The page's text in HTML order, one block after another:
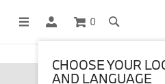
0
BOUTIQUE EN LIGNE
CHOOSE YOUR
AND LANGUAGE